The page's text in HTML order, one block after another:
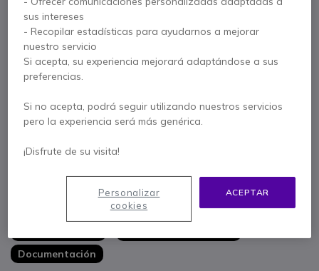
Características principales
Pantalla de 75 pulgadas
Tecnología Neo QLEDpara más brillo y contraste.
Protección IP56para resistencia al polvo y al agua.
HDMI, USB, Ethernet, WiFi y Bluetooth
Mostrar más
Pantalla Samsung The Terrace 75 pulgadas
Documentación
sus intereses
- Recopilar estadísticas para ayudarnos a mejorar
nuestro servicio
Si acepta, su experiencia mejorará adaptándose a sus
preferencias.
Si no acepta, podrá seguir utilizando nuestros servicios
pero la experiencia será más genérica.
¡Disfrute de su visita!
ACEPTAR
Personalizar
cookies